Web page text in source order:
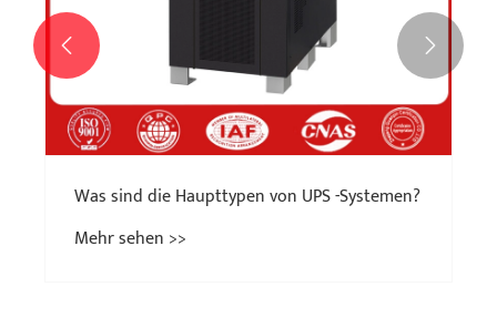
Was sind die Haupttypen von UPS -Systemen?
Mehr sehen >>
 